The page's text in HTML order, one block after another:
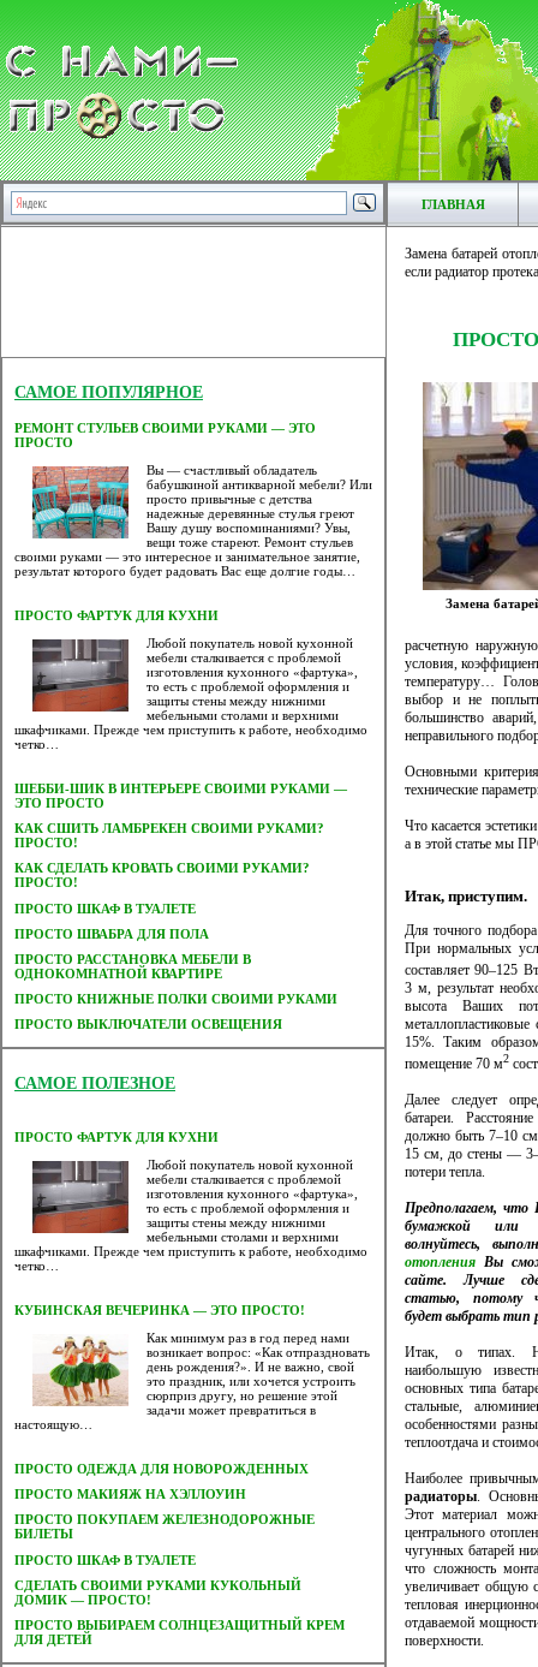
ГЛАВНАЯ
САМОЕ ПОПУЛЯРНОЕ
РЕМОНТ СТУЛЬЕВ СВОИМИ РУКАМИ — ЭТО
ПРОСТО
Вы — счастливый обладатель
бабушкиной антикварной мебели? Или
просто привычные с детства
надежные деревянные стулья греют
Вашу душу воспоминаниями? Увы,
вещи тоже стареют. Ремонт стульев
своими руками — это интересное и занимательное занятие,
результат которого будет радовать Вас еще долгие годы…
ПРОСТО ФАРТУК ДЛЯ КУХНИ
Любой покупатель новой кухонной
мебели сталкивается с проблемой
изготовления кухонного «фартука»,
то есть с проблемой оформления и
защиты стены между нижними
мебельными столами и верхними
шкафчиками. Прежде чем приступить к работе, необходимо
четко…
ШЕББИ-ШИК В ИНТЕРЬЕРЕ СВОИМИ РУКАМИ —
ЭТО ПРОСТО
КАК СШИТЬ ЛАМБРЕКЕН СВОИМИ РУКАМИ?
ПРОСТО!
КАК СДЕЛАТЬ КРОВАТЬ СВОИМИ РУКАМИ?
ПРОСТО!
ПРОСТО ШКАФ В ТУАЛЕТЕ
ПРОСТО ШВАБРА ДЛЯ ПОЛА
ПРОСТО РАССТАНОВКА МЕБЕЛИ В
ОДНОКОМНАТНОЙ КВАРТИРЕ
ПРОСТО КНИЖНЫЕ ПОЛКИ СВОИМИ РУКАМИ
ПРОСТО ВЫКЛЮЧАТЕЛИ ОСВЕЩЕНИЯ
САМОЕ ПОЛЕЗНОЕ
ПРОСТО ФАРТУК ДЛЯ КУХНИ
Любой покупатель новой кухонной
мебели сталкивается с проблемой
изготовления кухонного «фартука»,
то есть с проблемой оформления и
защиты стены между нижними
мебельными столами и верхними
шкафчиками. Прежде чем приступить к работе, необходимо
четко…
КУБИНСКАЯ ВЕЧЕРИНКА — ЭТО ПРОСТО!
Как минимум раз в год перед нами
возникает вопрос: «Как отпраздновать
день рождения?». И не важно, свой
это праздник, или хочется устроить
сюрприз другу, но решение этой
задачи может превратиться в
настоящую…
ПРОСТО ОДЕЖДА ДЛЯ НОВОРОЖДЕННЫХ
ПРОСТО МАКИЯЖ НА ХЭЛЛОУИН
ПРОСТО ПОКУПАЕМ ЖЕЛЕЗНОДОРОЖНЫЕ
БИЛЕТЫ
ПРОСТО ШКАФ В ТУАЛЕТЕ
CДЕЛАТЬ СВОИМИ РУКАМИ КУКОЛЬНЫЙ
ДОМИК — ПРОСТО!
ПРОСТО ВЫБИРАЕМ СОЛНЦЕЗАЩИТНЫЙ КРЕМ
ДЛЯ ДЕТЕЙ
Замена батарей
если радиатор
Замена
расчетную
условия,
температуру…
выбор и не
большинство
неправильного
Основными
технические
Что касается
а в этой статье мы
Итак, приступим.
Для точного
При нормальных
составляет 90–125
3 м, результат
высота Ваших
15%. Таким
помещение 70 м2
Далее следует
батареи.
должно быть 7–10
15 см, до стены —
потери тепла.
Предполагаем,
бумажкой или
волнуйтесь,
отопления Вы
сайте. Лучше
статью, потому
будет выбрать тип
Итак, о типах.
наибольшую
основных типа
стальные,
особенностями
теплоотдача и
Наиболее
радиаторы.
Этот материал
центрального
чугунных батарей
что сложность
увеличивает общую
тепловая
отдаваемой
поверхности.